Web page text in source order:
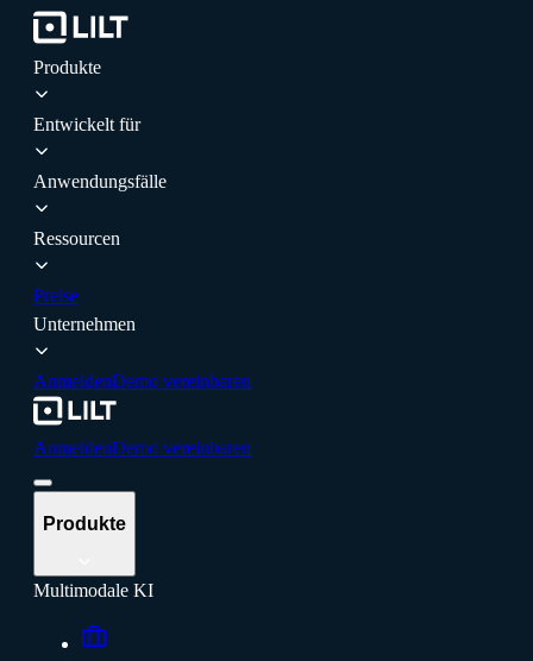
Produkte
Entwickelt für
Anwendungsfälle
Ressourcen
Preise
Unternehmen
AnmeldenDemo vereinbaren
AnmeldenDemo vereinbaren
Produkte
Multimodale KI